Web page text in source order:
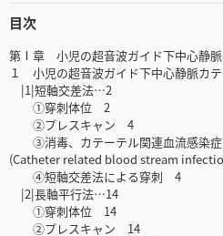
目次
第Ⅰ章 小児の超音波ガイド下中心静脈
１ 小児の超音波ガイド下中心静脈カ
|1|短軸交差法…2
①穿刺体位 2
②プレスキャン 4
③消毒、カテーテル関連血流感染症
(Catheter related blood stream
④短軸交差法による穿刺 4
|2|長軸平行法…14
①穿刺体位 14
②プレスキャン 14